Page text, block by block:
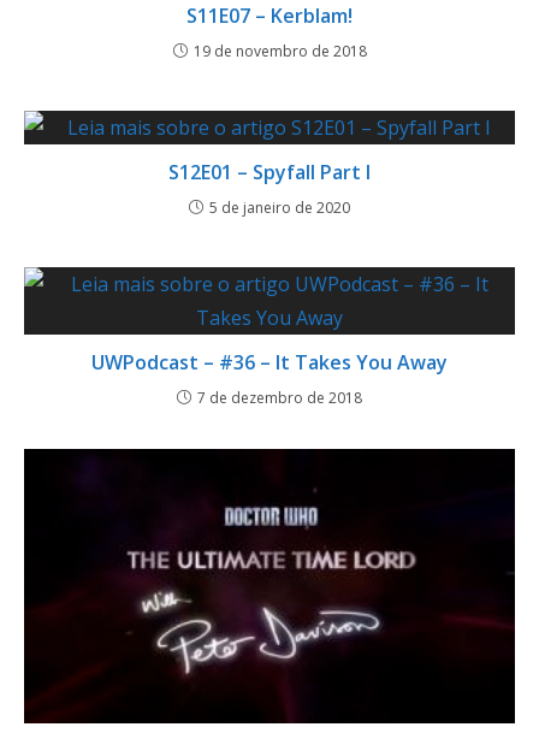
S11E07 – Kerblam!
19 de novembro de 2018
S12E01 – Spyfall Part I
5 de janeiro de 2020
UWPodcast – #36 – It Takes You Away
7 de dezembro de 2018